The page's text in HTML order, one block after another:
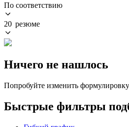
По соответствию
20 резюме
Ничего не нашлось
Попробуйте изменить
Быстрые фильтры